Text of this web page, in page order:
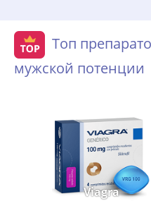
Топ
мужской потенции
Viagra